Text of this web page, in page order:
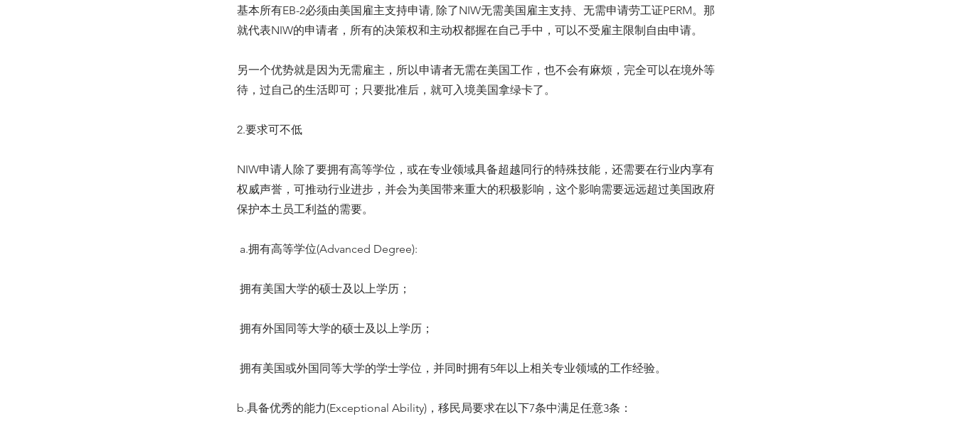
基本所有EB-2必须由美国雇主支持申请, 除了NIW无需美国雇主支持、无需申请劳工证PERM。那
就代表NIW的申请者，所有的决策权和主动权都握在自己手中，可以不受雇主限制自由申请。
另一个优势就是因为无需雇主，所以申请者无需在美国工作，也不会有麻烦，完全可以在境外等
待，过自己的生活即可；只要批准后，就可入境美国拿绿卡了。
2.要求可不低
NIW申请人除了要拥有高等学位，或在专业领域具备超越同行的特殊技能，还需要在行业内享有
权威声誉，可推动行业进步，并会为美国带来重大的积极影响，这个影响需要远远超过美国政府
保护本土员工利益的需要。
a.拥有高等学位(Advanced Degree):
 拥有美国大学的硕士及以上学历；
 拥有外国同等大学的硕士及以上学历；
 拥有美国或外国同等大学的学士学位，并同时拥有5年以上相关专业领域的工作经验。
b.具备优秀的能力(Exceptional Ability)，移民局要求在以下7条中满足任意3条：